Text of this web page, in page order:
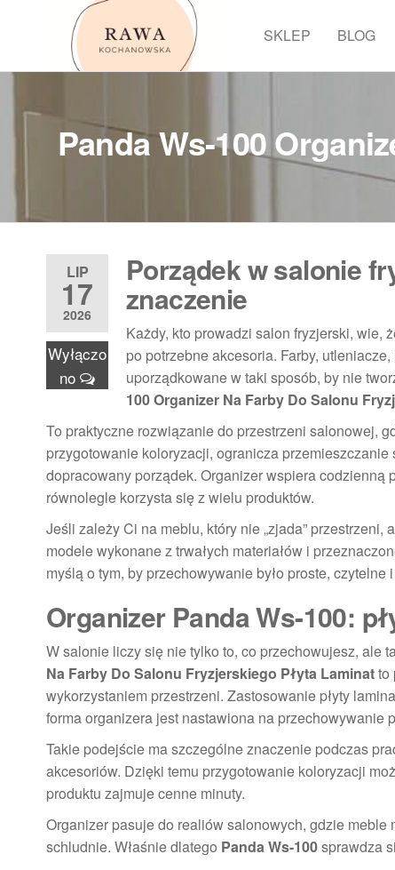
SKLEP BLOG
Panda Ws-100
LIP
17
2026
Wyłączo
no
Porządek w salonie
znaczenie
Każdy, kto prowadzi salon fryzjerski, wie,
po potrzebne akcesoria. Farby,
uporządkowane w taki sposób, by nie
100 Organizer Na Farby Do Salonu
To praktyczne rozwiązanie do przestrzeni salonowej,
przygotowanie koloryzacji, ogranicza
dopracowany porządek. Organizer wspiera
równolegle korzysta się z wielu produktów.
Jeśli zależy Ci na meblu, który nie „zjada”
modele wykonane z trwałych materiałów i
myślą o tym, by przechowywanie było proste, czytelne
Organizer Panda Ws-100:
W salonie liczy się nie tylko to, co przechowujesz, ale
Na Farby Do Salonu Fryzjerskiego Płyta Laminatto
wykorzystaniem przestrzeni. Zastosowanie płyty
forma organizera jest nastawiona na przechowywanie
Takie podejście ma szczególne znaczenie podczas
akcesoriów. Dzięki temu przygotowanie koloryzacji
produktu zajmuje cenne minuty.
Organizer pasuje do realiów salonowych, gdzie
schludnie. Właśnie dlatego Panda Ws-100sprawdza